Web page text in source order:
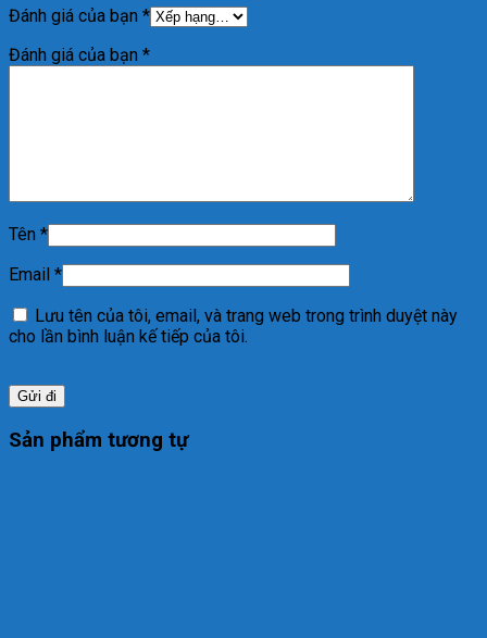
Đánh giá của bạn *
Đánh giá của bạn *
Tên *
Email *
Lưu tên của tôi, email, và trang web trong trình duyệt này
cho lần bình luận kế tiếp của tôi.
Sản phẩm tương tự